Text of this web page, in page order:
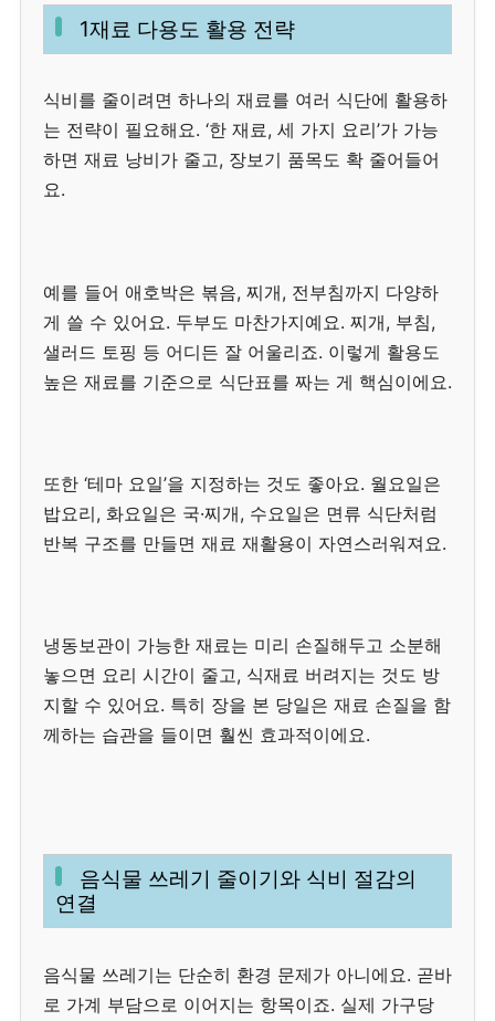
1재료 다용도 활용 전략
식비를 줄이려면 하나의 재료를 여러 식단에 활용하
는 전략이 필요해요. ‘한 재료, 세 가지 요리’가 가능
하면 재료 낭비가 줄고, 장보기 품목도 확 줄어들어
요.
예를 들어 애호박은 볶음, 찌개, 전부침까지 다양하
게 쓸 수 있어요. 두부도 마찬가지예요. 찌개, 부침,
샐러드 토핑 등 어디든 잘 어울리죠. 이렇게 활용도
높은 재료를 기준으로 식단표를 짜는 게 핵심이에요.
또한 ‘테마 요일’을 지정하는 것도 좋아요. 월요일은
밥요리, 화요일은 국·찌개, 수요일은 면류 식단처럼
반복 구조를 만들면 재료 재활용이 자연스러워져요.
냉동보관이 가능한 재료는 미리 손질해두고 소분해
놓으면 요리 시간이 줄고, 식재료 버려지는 것도 방
지할 수 있어요. 특히 장을 본 당일은 재료 손질을 함
께하는 습관을 들이면 훨씬 효과적이에요.
음식물 쓰레기 줄이기와 식비 절감의
연결
음식물 쓰레기는 단순히 환경 문제가 아니에요. 곧바
로 가계 부담으로 이어지는 항목이죠. 실제 가구당